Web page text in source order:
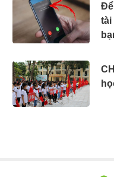
tài